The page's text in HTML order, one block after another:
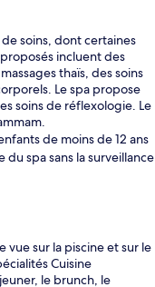
soins, dont certaines
incluent des
thaïs, des soins
Le spa propose
soins de réflexologie. Le
de moins de 12 ans
du spa sans la surveillance
vue sur la piscine et sur le
Cuisine
le brunch, le